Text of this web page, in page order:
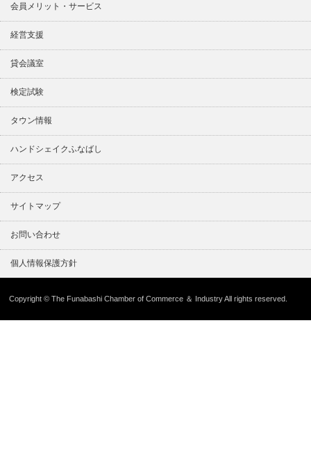
会員メリット・サービス
経営支援
貸会議室
検定試験
タウン情報
ハンドシェイクふなばし
アクセス
サイトマップ
お問い合わせ
個人情報保護方針
Copyright © The Funabashi Chamber of Commerce ＆ Industry All rights reserved.